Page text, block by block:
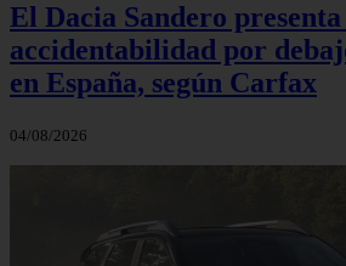
El Dacia Sandero
accidentabilidad por
en España, según Carfax
04/08/2026